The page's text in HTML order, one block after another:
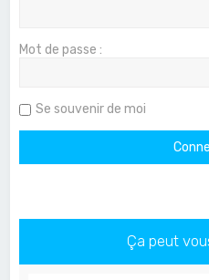
Mot de passe :
Se souvenir de moi
Ça peut